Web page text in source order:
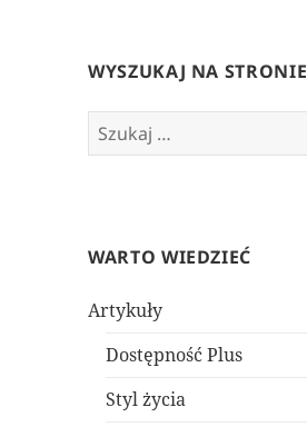
WYSZUKAJ NA STRONIE
Szukaj:
WARTO WIEDZIEĆ
Artykuły
Dostępność Plus
Styl życia